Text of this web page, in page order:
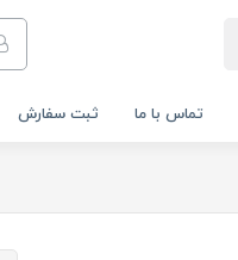
تماس با ما ثبت سفارش